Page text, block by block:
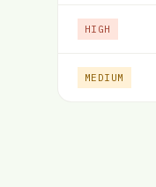
HIGH
MEDIUM